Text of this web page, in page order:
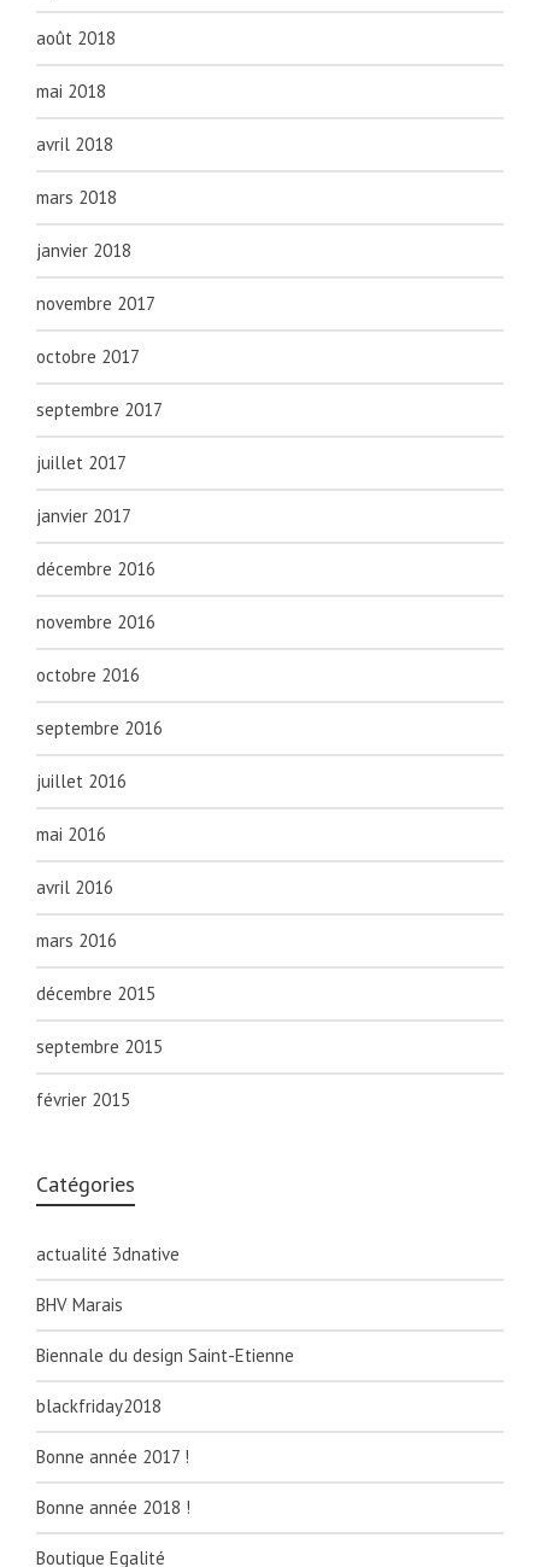
août 2018
mai 2018
avril 2018
mars 2018
janvier 2018
novembre 2017
octobre 2017
septembre 2017
juillet 2017
janvier 2017
décembre 2016
novembre 2016
octobre 2016
septembre 2016
juillet 2016
mai 2016
avril 2016
mars 2016
décembre 2015
septembre 2015
février 2015
Catégories
actualité 3dnative
BHV Marais
Biennale du design Saint-Etienne
blackfriday2018
Bonne année 2017 !
Bonne année 2018 !
Boutique Egalité